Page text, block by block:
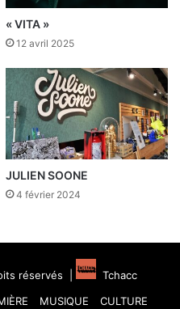
« VITA »
12 avril 2025
JULIEN SOONE
4 février 2024
réservés |
Tchacc
MUSIQUE CULTURE